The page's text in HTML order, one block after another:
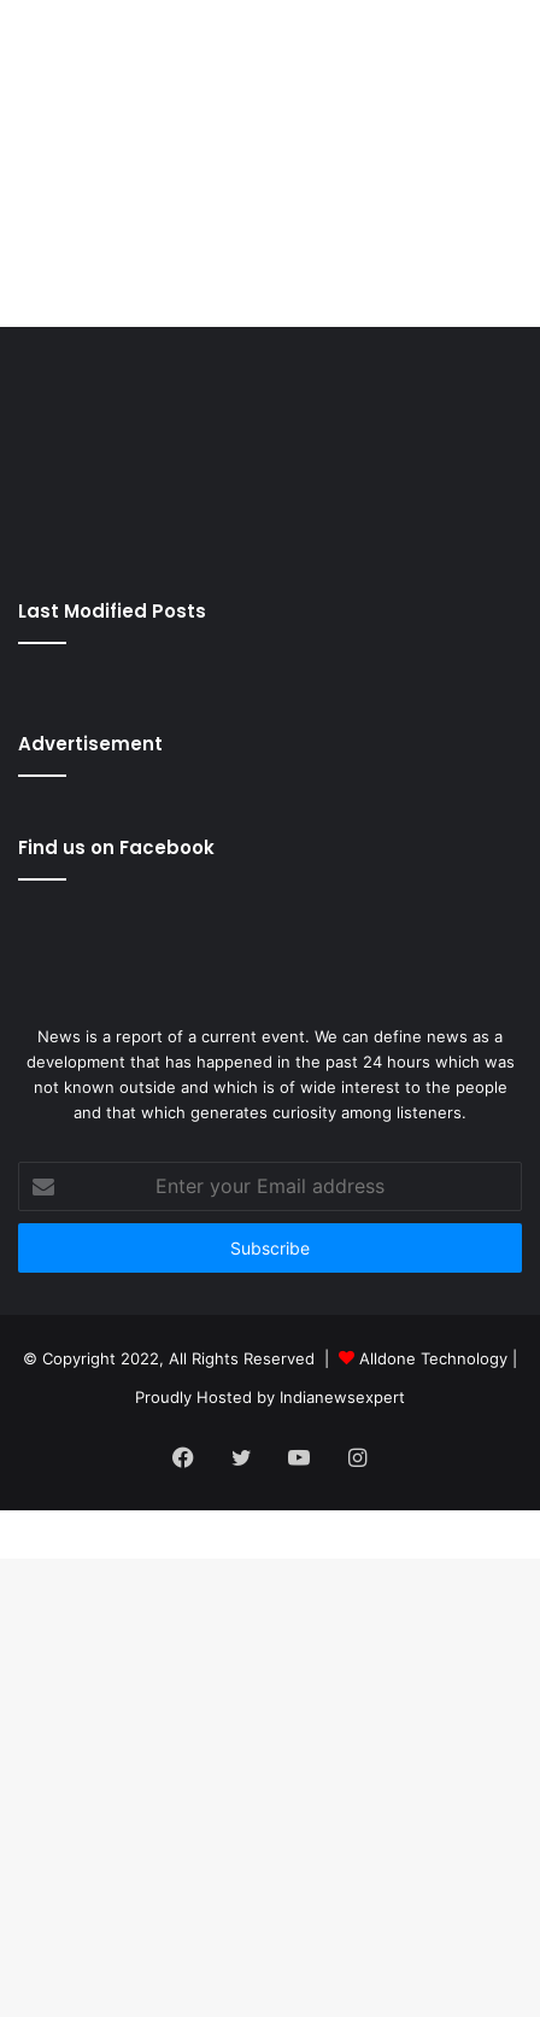
Last Modified Posts
Advertisement
Find us on Facebook
News is a report of a current event. We can define news as a
development that has happened in the past 24 hours which was
not known outside and which is of wide interest to the people
and that which generates curiosity among listeners.
your
Email
© Copyright 2022, All Rights Reserved | Alldone Technology
Proudly Hosted by Indianewsexpert
Facebook
Twitter YouTubeInstagram